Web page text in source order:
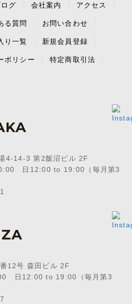
グ 会社案内 アクセス
る質問 お問い合わせ
り一覧 新規会員登録
ポリシー 特定商取引法
4-14-3 第2飯沼ビル 2F
日12:00 to 19:00（毎月第3
12号 森田ビル 2F
日12:00 to 19:00（毎月第3